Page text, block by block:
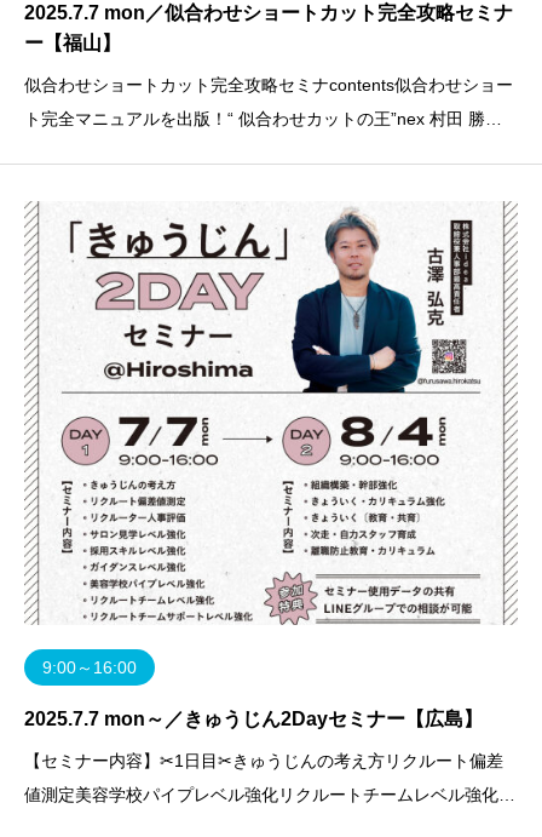
2025.7.7 mon／似合わせショートカット完全攻略セミナ
ー【福山】
似合わせショートカット完全攻略セミナcontents似合わせショー
ト完全マニュアルを出版！“ 似合わせカットの王”nex 村田 勝利
ながら全国で講
9:00～16:00
2025.7.7 mon～／きゅうじん2Dayセミナー【広島】
【セミナー内容】✂1日目✂きゅうじんの考え方リクルート偏差
値測定美容学校パイプレベル強化リクルートチームレベル強化ガ